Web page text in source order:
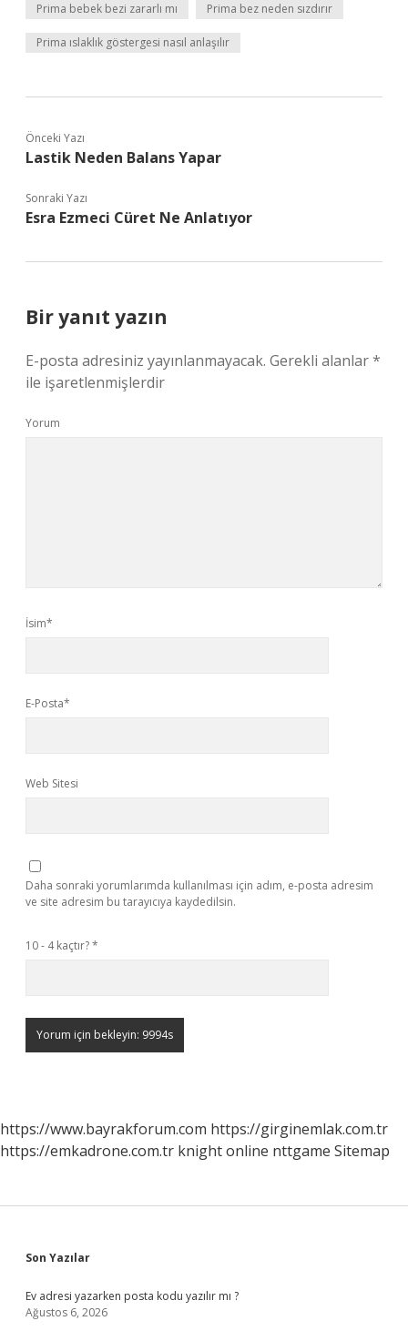
Prima bebek bezi zararlı mı Prima bez neden sızdırır
Prima ıslaklık göstergesi nasıl anlaşılır
Önceki Yazı
Lastik Neden Balans Yapar
Sonraki Yazı
Esra Ezmeci Cüret Ne Anlatıyor
Bir yanıt yazın
E-posta adresiniz yayınlanmayacak. Gerekli alanlar*
ile işaretlenmişlerdir
Yorum
İsim*
E-Posta*
Web Sitesi
Daha sonraki yorumlarımda kullanılması için adım, e-posta adresim
ve site adresim bu tarayıcıya kaydedilsin.
10 - 4 kaçtır?*
https://www.bayrakforum.com https://girginemlak.com.tr
https://emkadrone.com.tr knight online nttgame Sitemap
Sidebar
Son Yazılar
Ev adresi yazarken posta kodu yazılır mı ?
Ağustos 6, 2026